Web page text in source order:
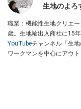
生地のよろ
職業：機能性生地クリエーター 機能性生地をこよなく愛
歳。生地輸出入商社に15
YouTubeチャンネル「生地
ワークマンを中心にアウ